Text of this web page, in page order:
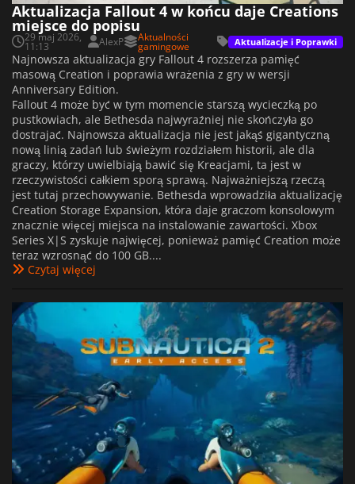
Aktualizacja Fallout 4 w końcu daje Creations
miejsce do popisu
29 maj 2026,
11:13 AlexP Aktualności
gamingowe Aktualizacje i Poprawki
Najnowsza aktualizacja gry Fallout 4 rozszerza pamięć
masową Creation i poprawia wrażenia z gry w wersji
Anniversary Edition.
Fallout 4 może być w tym momencie starszą wycieczką po
pustkowiach, ale Bethesda najwyraźniej nie skończyła go
dostrajać. Najnowsza aktualizacja nie jest jakąś gigantyczną
nową linią zadań lub świeżym rozdziałem historii, ale dla
graczy, którzy uwielbiają bawić się Kreacjami, ta jest w
rzeczywistości całkiem sporą sprawą. Najważniejszą rzeczą
jest tutaj przechowywanie. Bethesda wprowadziła aktualizację
Creation Storage Expansion, która daje graczom konsolowym
znacznie więcej miejsca na instalowanie zawartości. Xbox
Series X|S zyskuje najwięcej, ponieważ pamięć Creation może
teraz wzrosnąć do 100 GB....
Czytaj więcej